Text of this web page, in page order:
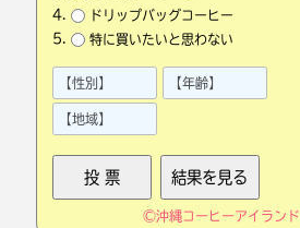
ドリップバッグコーヒー
特に買いたいと思わない
©沖縄コーヒーアイランド